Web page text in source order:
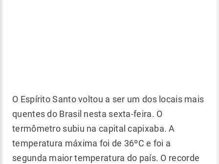
O Espírito Santo voltou a ser um dos locais mais
quentes do Brasil nesta sexta-feira. O
termômetro subiu na capital capixaba. A
temperatura máxima foi de 36ºC e foi a
segunda maior temperatura do país. O recorde